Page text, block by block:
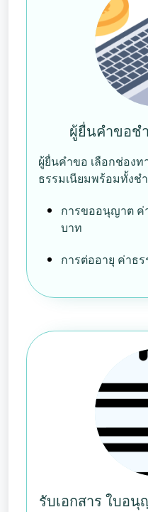
ผู้ยื่นคำขอช
ผู้ยื่นคำขอ เลือกช่องท
ธรรมเนียมพร้อมทั้งช
การขออนุญาต ค่
บาท
การต่ออายุ ค่าธร
รับเอกสาร ใบอนุ